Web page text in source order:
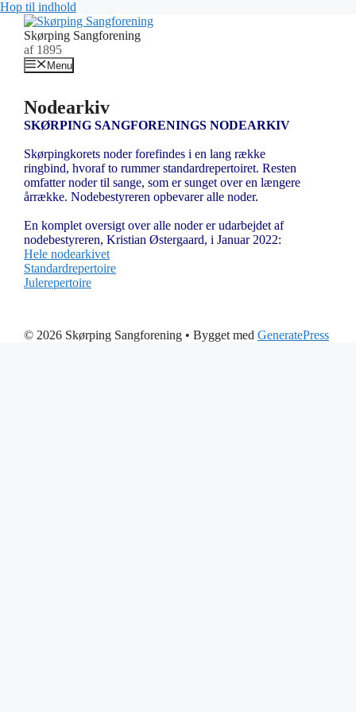
Hop til indhold
Skørping Sangforening
af 1895
Menu
Nodearkiv
SKØRPING SANGFORENINGS NODEARKIV
Skørpingkorets noder forefindes i en lang række
ringbind, hvoraf to rummer standardrepertoiret. Resten
omfatter noder til sange, som er sunget over en længere
årrække. Nodebestyreren opbevarer alle noder.
En komplet oversigt over alle noder er udarbejdet af
nodebestyreren, Kristian Østergaard, i Januar 2022:
Hele nodearkivet
Standardrepertoire
Julerepertoire
© 2026 Skørping Sangforening • Bygget med GeneratePress